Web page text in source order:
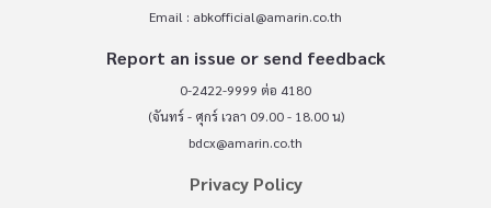
Email : abkofficial@amarin.co.th
Report an issue or send feedback
0-2422-9999 ต่อ 4180
(จันทร์ - ศุกร์ เวลา 09.00 - 18.00 น)
bdcx@amarin.co.th
Privacy Policy